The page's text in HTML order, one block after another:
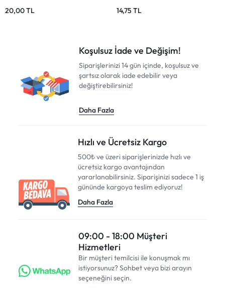
19,50TL 325,00TL
Koşulsuz İade ve Değişim!
Siparişlerinizi 14 gün içinde, koşulsuz ve
şartsız olarak iade edebilir veya
değiştirebilirsiniz!
Daha Fazla
Hızlı ve Ücretsiz Kargo
500₺ ve üzeri siparişlerinizde hızlı ve
ücretsiz kargo avantajından
yararlanabilirsiniz. Siparişinizi sadece 1 iş
gününde kargoya teslim ediyoruz!
Daha Fazla
09:00 - 18:00 Müşteri
Hizmetleri
Bir müşteri temilcisi ile konuşmak mı
istiyorsunuz? Sohbet veya bizi arayın
seçeneğini seçin.